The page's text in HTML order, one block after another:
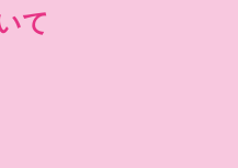
て